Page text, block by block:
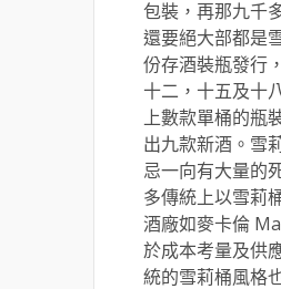
包裝，再那九千
還要絕大部都是
份存酒裝瓶發行
十二，十五及十
上數款單桶的瓶
出九款新酒。雪
忌一向有大量的
多傳統上以雪莉
酒廠如麥卡倫
於成本考量及供
統的雪莉桶風格